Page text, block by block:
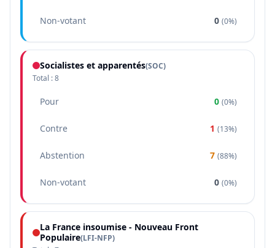
Non-votant 0 (0%)
Socialistes et apparentés(SOC)
Total :8
Pour 0 (0%)
Contre 1 (13%)
Abstention 7 (88%)
Non-votant 0 (0%)
La France insoumise - Nouveau Front
Populaire(LFI-NFP)